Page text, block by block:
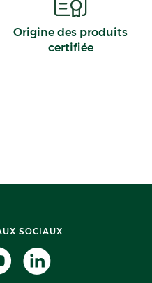
Origine des produits
certifiée
SOCIAUX